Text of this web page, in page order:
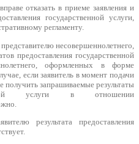
отказать в приеме заявления и
государственной услуги,
регламенту.
несовершеннолетнего,
предоставления государственной
оформленных в форме
если заявитель в момент подачи
получить запрашиваемые результаты
услуги в отношении
результата предоставления